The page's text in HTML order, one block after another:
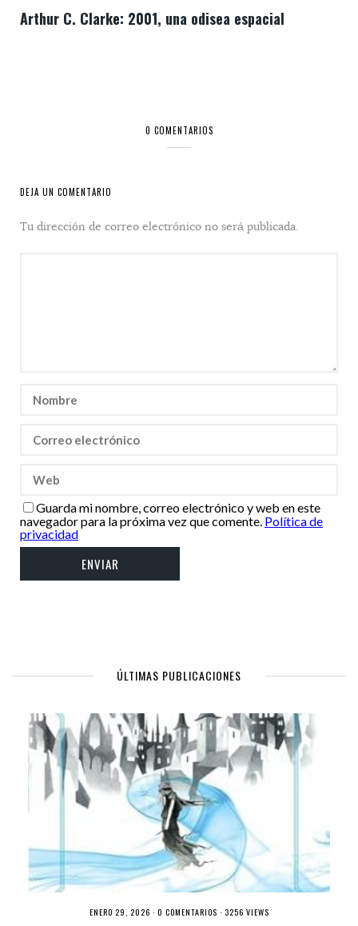
Arthur C. Clarke: 2001, una odisea espacial
0 COMENTARIOS
DEJA UN COMENTARIO
Tu dirección de correo electrónico no será publicada.
Guarda mi nombre, correo electrónico y web en este
navegador para la próxima vez que comente. Política de
privacidad
ÚLTIMAS PUBLICACIONES
ENERO 29, 2026 · 0 COMENTARIOS · 3256 VIEWS